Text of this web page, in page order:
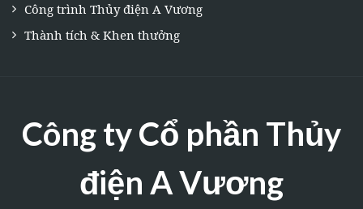
Công trình Thủy điện A Vương
Thành tích & Khen thưởng
Công ty Cổ phần Thủy
điện A Vương